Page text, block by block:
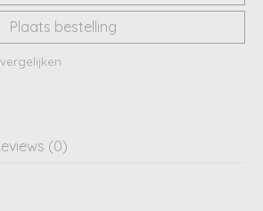
Plaats bestelling
(0)